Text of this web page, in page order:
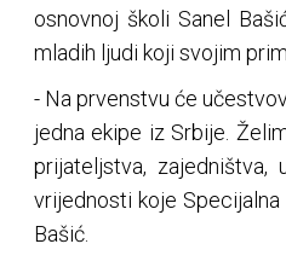
osnovnoj školi Sanel
mladih ljudi koji svojim
- Na prvenstvu će
jedna ekipe iz Srbije.
prijateljstva, zajedništva,
vrijednosti koje
Bašić.